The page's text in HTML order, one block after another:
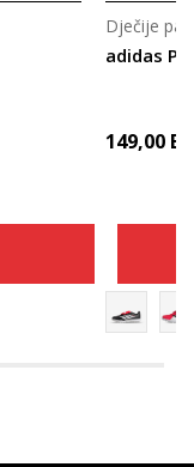
adidas
Dječije
149,00